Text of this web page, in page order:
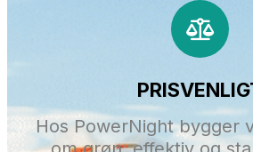
Hos PowerNight bygger